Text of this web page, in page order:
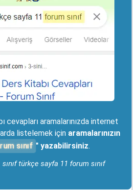
cevapları aramalarınızda internet
listelemek için aramalarınızın
sınıf " yazabilirsiniz.
türkçe sayfa 11 forum sınıf